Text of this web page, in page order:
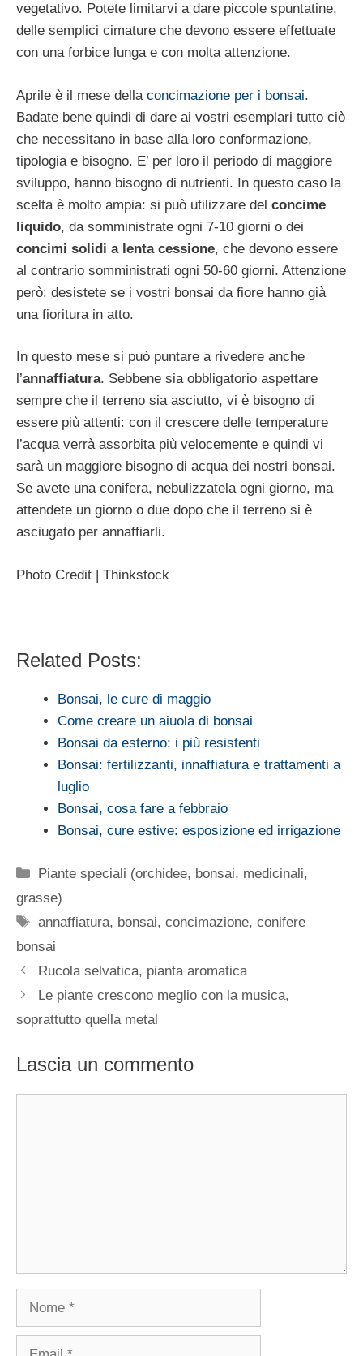
vegetativo. Potete limitarvi a dare piccole spuntatine,
delle semplici cimature che devono essere effettuate
con una forbice lunga e con molta attenzione.
Aprile è il mese della concimazione per i bonsai.
Badate bene quindi di dare ai vostri esemplari tutto ciò
che necessitano in base alla loro conformazione,
tipologia e bisogno. E’ per loro il periodo di maggiore
sviluppo, hanno bisogno di nutrienti. In questo caso la
scelta è molto ampia: si può utilizzare del concime
liquido, da somministrate ogni 7-10 giorni o dei
concimi solidi a lenta cessione, che devono essere
al contrario somministrati ogni 50-60 giorni. Attenzione
però: desistete se i vostri bonsai da fiore hanno già
una fioritura in atto.
In questo mese si può puntare a rivedere anche
l’annaffiatura. Sebbene sia obbligatorio aspettare
sempre che il terreno sia asciutto, vi è bisogno di
essere più attenti: con il crescere delle temperature
l’acqua verrà assorbita più velocemente e quindi vi
sarà un maggiore bisogno di acqua dei nostri bonsai.
Se avete una conifera, nebulizzatela ogni giorno, ma
attendete un giorno o due dopo che il terreno si è
asciugato per annaffiarli.
Photo Credit | Thinkstock
Related Posts:
Bonsai, le cure di maggio
Come creare un aiuola di bonsai
Bonsai da esterno: i più resistenti
Bonsai: fertilizzanti, innaffiatura e trattamenti a
luglio
Bonsai, cosa fare a febbraio
Bonsai, cure estive: esposizione ed irrigazione
Categorie
Piante speciali (orchidee, bonsai, medicinali,
grasse)
Tag
annaffiatura, bonsai,concimazione,conifere
bonsai
Rucola selvatica, pianta aromatica
Le piante crescono meglio con la musica,
soprattutto quella metal
Lascia un commento